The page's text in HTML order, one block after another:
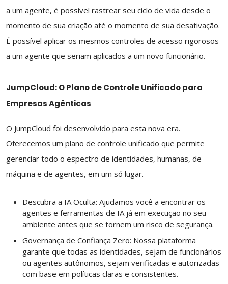
a um agente, é possível rastrear seu ciclo de vida desde o
momento de sua criação até o momento de sua desativação.
É possível aplicar os mesmos controles de acesso rigorosos
a um agente que seriam aplicados a um novo funcionário.
JumpCloud: O Plano de Controle Unificado para
Empresas Agênticas
O JumpCloud foi desenvolvido para esta nova era.
Oferecemos um plano de controle unificado que permite
gerenciar todo o espectro de identidades, humanas, de
máquina e de agentes, em um só lugar.
Descubra a IA Oculta: Ajudamos você a encontrar os
agentes e ferramentas de IA já em execução no seu
ambiente antes que se tornem um risco de segurança.
Governança de Confiança Zero: Nossa plataforma
garante que todas as identidades, sejam de funcionários
ou agentes autônomos, sejam verificadas e autorizadas
com base em políticas claras e consistentes.